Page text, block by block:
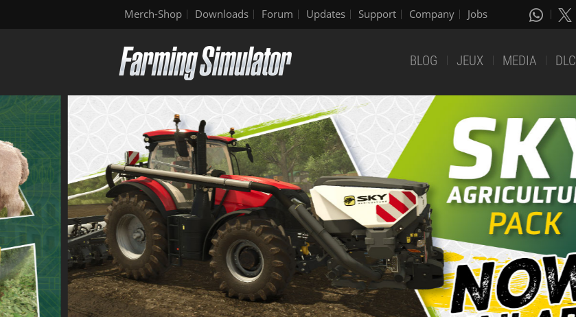
Merch-Shop Downloads Forum Updates Support Company Jobs
BLOG JEUX MEDIA DLC